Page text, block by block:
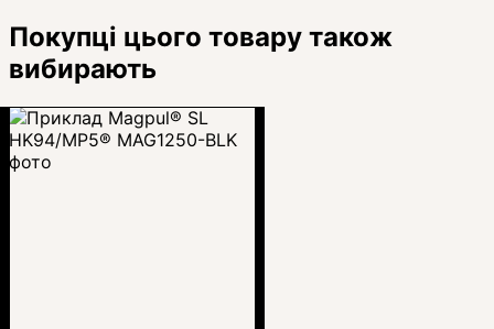
Покупці цього товару також
вибирають